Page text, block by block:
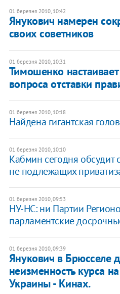
01 березня 2010, 10:42
Янукович намерен
своих советников
01 березня 2010, 10:31
Тимошенко
вопроса отставки
01 березня 2010, 10:18
Найдена гигантская
01 березня 2010, 10:10
Кабмин сегодня обсудит
не подлежащих
01 березня 2010, 09:53
НУ-НС: ни Партии
парламентские
01 березня 2010, 09:39
Янукович в Брюсселе
неизменность курса
Украины - Кинах.